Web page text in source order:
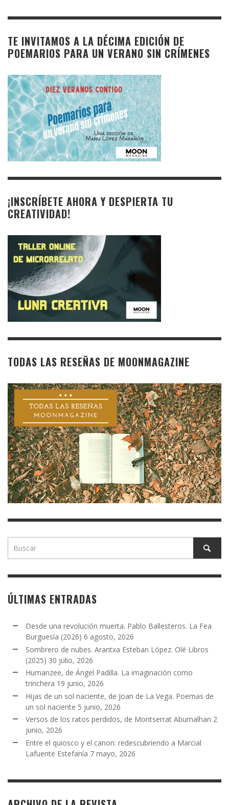
TE INVITAMOS A LA DÉCIMA EDICIÓN DE
POEMARIOS PARA UN VERANO SIN CRÍMENES
¡INSCRÍBETE AHORA Y DESPIERTA TU
CREATIVIDAD!
TODAS LAS RESEÑAS DE MOONMAGAZINE
ÚLTIMAS ENTRADAS
Desde una revolución muerta. Pablo Ballesteros. La Fea
Burguesía (2026) 6 agosto, 2026
Sombrero de nubes. Arantxa Esteban López. Olé Libros
(2025) 30 julio, 2026
Humanzee, de Ángel Padilla. La imaginación como
trinchera 19 junio, 2026
Hijas de un sol naciente, de Joan de La Vega. Poemas de
un sol naciente 5 junio, 2026
Versos de los ratos perdidos, de Montserrat Abumalhan 2
junio, 2026
Entre el quiosco y el canon: redescubriendo a Marcial
Lafuente Estefanía 7 mayo, 2026